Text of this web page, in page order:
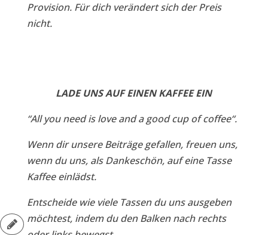
Provision. Für dich verändert sich der Preis
nicht.
LADE UNS AUF EINEN KAFFEE EIN
“All you need is love and a good cup of coffee“.
Wenn dir unsere Beiträge gefallen, freuen uns,
wenn du uns, als Dankeschön, auf eine Tasse
Kaffee einlädst.
Entscheide wie viele Tassen du uns ausgeben
möchtest, indem du den Balken nach rechts